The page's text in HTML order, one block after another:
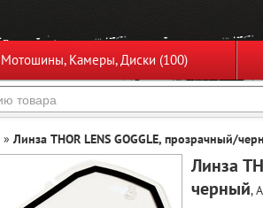
Мотошины, Камеры, Диски (100)
»Линза THOR LENS GOGGLE, прозрачный/
Линза
черный,